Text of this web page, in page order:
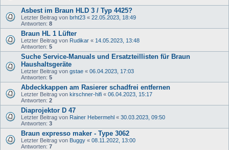
Asbest im Braun HLD 3 / Typ 4425?
Letzter Beitrag von brht23 « 22.05.2023, 18:49
Antworten: 8
Braun HL 1 Lüfter
Letzter Beitrag von Rudikar « 14.05.2023, 13:48
Antworten: 5
Suche Service-Manuals und Ersatzteillisten für Braun
Haushaltsgeräte
Letzter Beitrag von gstae « 06.04.2023, 17:03
Antworten: 5
Abdeckkappen am Rasierer schadfrei entfernen
Letzter Beitrag von kirschner-hifi « 06.04.2023, 15:17
Antworten: 2
Diaprojektor D 47
Letzter Beitrag von Rainer Hebermehl « 30.03.2023, 09:50
Antworten: 3
Braun expresso maker - Type 3062
Letzter Beitrag von Buggy « 08.11.2022, 13:00
Antworten: 7